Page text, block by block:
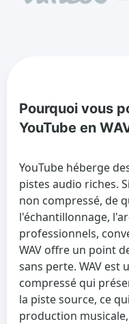
Pourquoi vous
YouTube en
YouTube héberge
pistes audio riches.
non compressé, de
l'échantillonnage,
professionnels,
WAV offre un point
sans perte. WAV
compressé qui
la piste source, ce
production